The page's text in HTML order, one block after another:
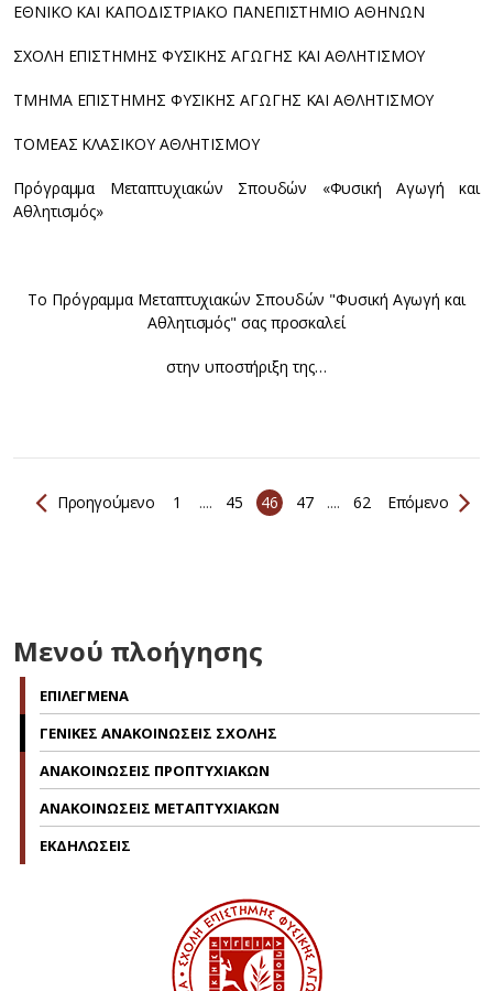
ΕΘΝΙΚΟ ΚΑΙ ΚΑΠΟΔΙΣΤΡΙΑΚΟ ΠΑΝΕΠΙΣΤΗΜΙΟ ΑΘΗΝΩΝ
ΣΧΟΛΗ ΕΠΙΣΤΗΜΗΣ ΦΥΣΙΚΗΣ ΑΓΩΓΗΣ ΚΑΙ ΑΘΛΗΤΙΣΜΟΥ
ΤΜΗΜΑ ΕΠΙΣΤΗΜΗΣ ΦΥΣΙΚΗΣ ΑΓΩΓΗΣ ΚΑΙ ΑΘΛΗΤΙΣΜΟΥ
ΤΟΜΕΑΣ ΚΛΑΣΙΚΟΥ ΑΘΛΗΤΙΣΜΟΥ
Πρόγραμμα Μεταπτυχιακών Σπουδών «Φυσική Αγωγή και
Αθλητισμός»
Το Πρόγραμμα Μεταπτυχιακών Σπουδών "Φυσική Αγωγή και
Αθλητισμός" σας προσκαλεί
στην υποστήριξη της…
Προηγούμενο 1 .... 45 46 47 .... 62 Επόμενο
Μενού πλοήγησης
ΕΠΙΛΕΓΜΕΝΑ
ΓΕΝΙΚΕΣ ΑΝΑΚΟΙΝΩΣΕΙΣ ΣΧΟΛΗΣ
ΑΝΑΚΟΙΝΩΣΕΙΣ ΠΡΟΠΤΥΧΙΑΚΩΝ
ΑΝΑΚΟΙΝΩΣΕΙΣ ΜΕΤΑΠΤΥΧΙΑΚΩΝ
ΕΚΔΗΛΩΣΕΙΣ